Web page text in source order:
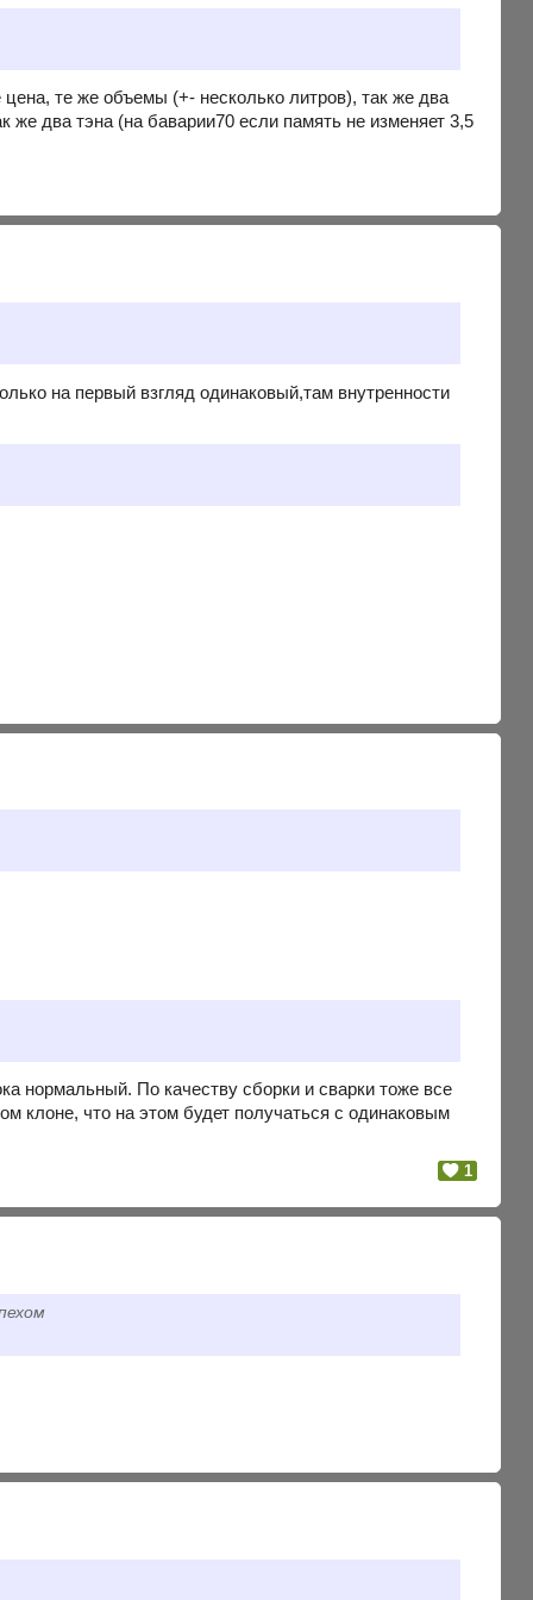
те же объемы (+- несколько литров), так же два
же два тэна (на баварии70 если память не изменяет 3,5
на первый взгляд одинаковый,там внутренности
нормальный. По качеству сборки и сварки тоже все
клоне, что на этом будет получаться с одинаковым
1